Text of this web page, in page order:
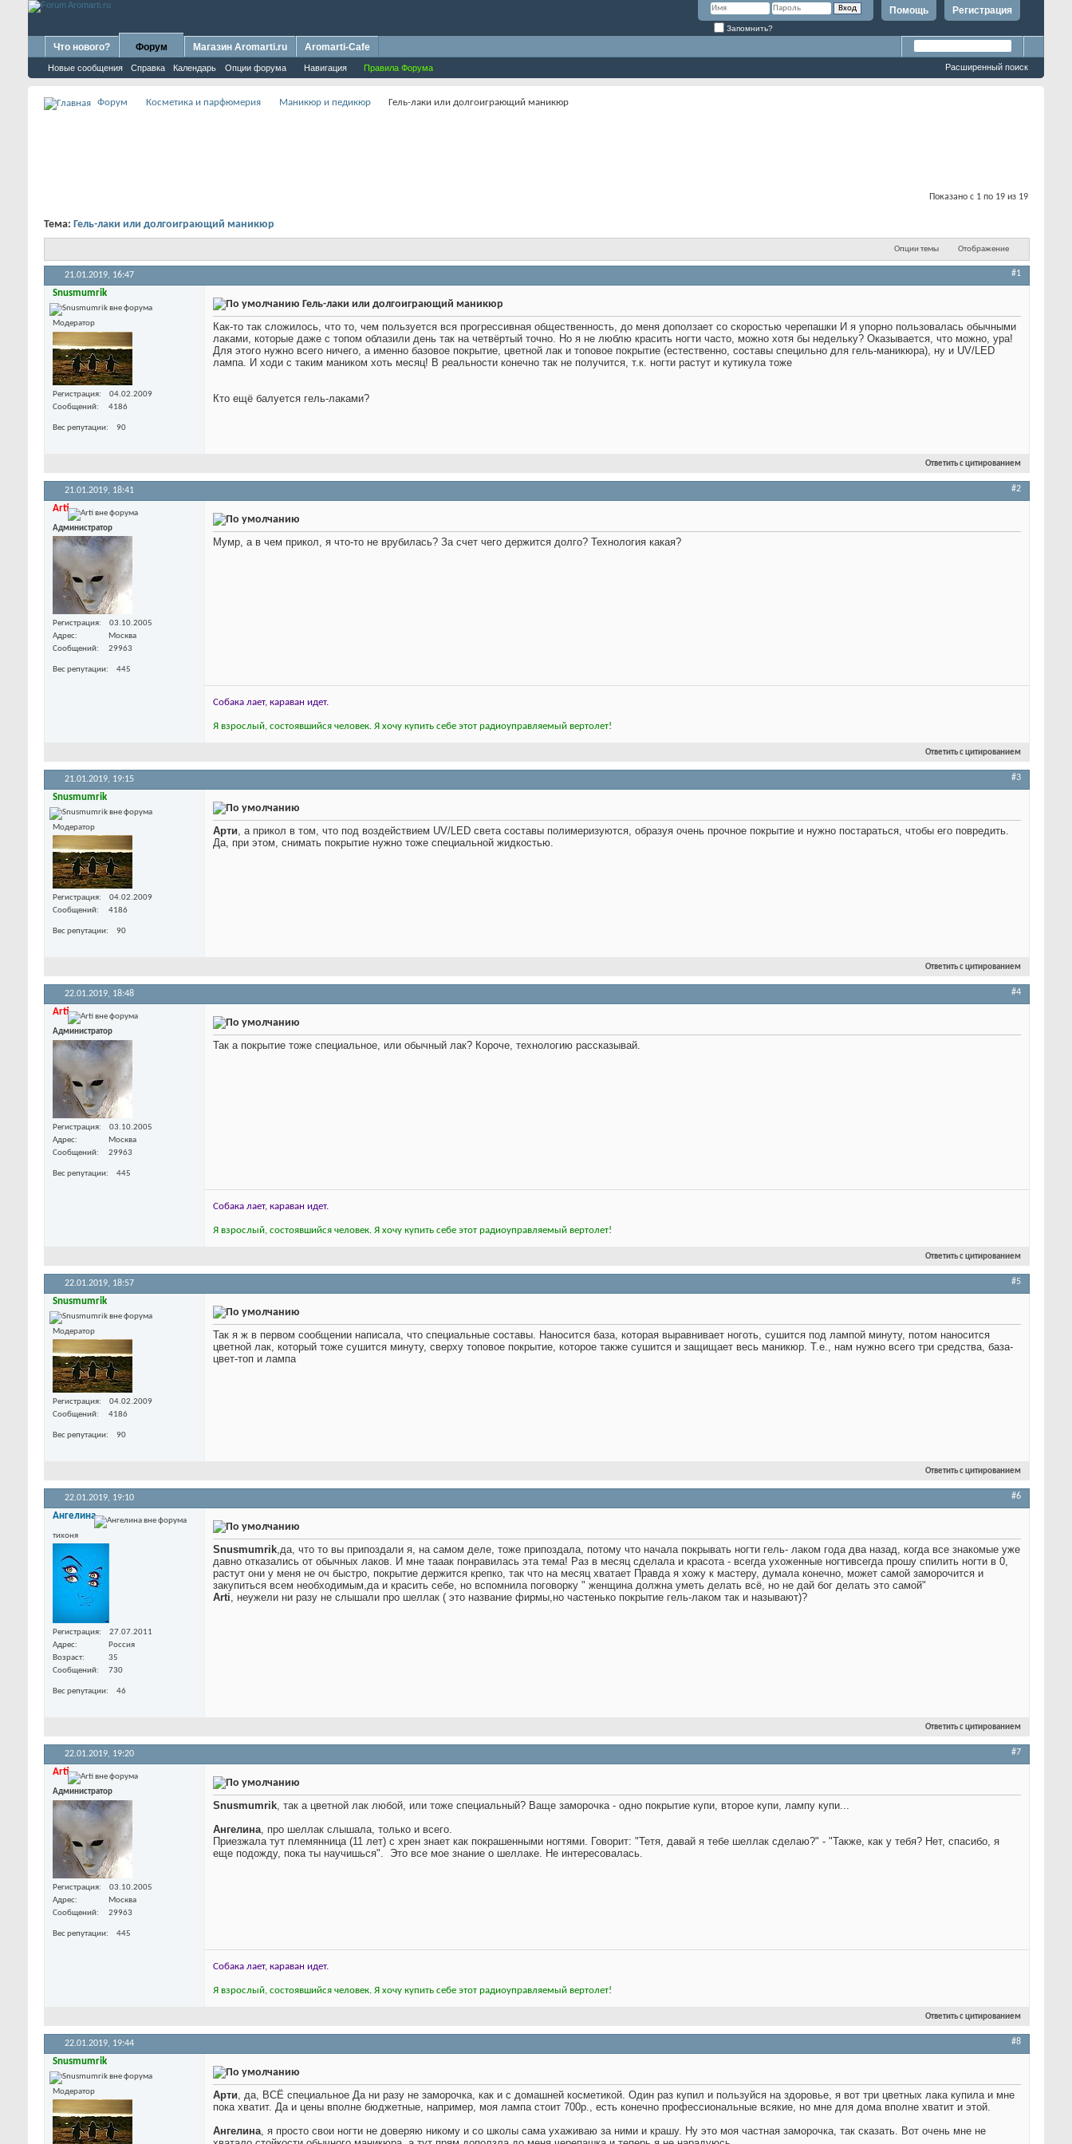
Регистрация
Помощь
Запомнить?
Что нового? Форум
Новые сообщения Справка Календарь Опции форума Навигация Правила Форума
Магазин Aromarti.ru Aromarti-Cafe
Расширенный поиск
Форум Косметика и парфюмерия Маникюр и педикюр Гель-лаки или долгоиграющий маникюр
Показано с 1 по 19 из 19
Тема: Гель-лаки или долгоиграющий маникюр
Опции темы Отображение
21.01.2019, 16:47 #1
Snusmumrik
Модератор
Регистрация
04.02.2009
Сообщений
4186
Вес репутации 90
Гель-лаки или долгоиграющий маникюр
Как-то так сложилось, что то, чем пользуется вся прогрессивная общественность, до меня доползает со скоростью черепашки И я упорно пользовалась обычными
лаками, которые даже с топом облазили день так на четвёртый точно. Но я не люблю красить ногти часто, можно хотя бы недельку? Оказывается, что можно, ура!
Для этого нужно всего ничего, а именно базовое покрытие, цветной лак и топовое покрытие (естественно, составы специльно для гель-маникюра), ну и UV/LED
лампа. И ходи с таким маником хоть месяц! В реальности конечно так не получится, т.к. ногти растут и кутикула тоже
Кто ещё балуется гель-лаками?
Ответить с цитированием
21.01.2019, 18:41 #2
Arti
Администратор
Регистрация
03.10.2005
Адрес
Москва
Сообщений
29963
Вес репутации 445
Мумр, а в чем прикол, я что-то не врубилась? За счет чего держится долго? Технология какая?
Собака лает, караван идет.
Я взрослый, состоявшийся человек. Я хочу купить себе этот радиоуправляемый вертолет!
Ответить с цитированием
21.01.2019, 19:15 #3
Snusmumrik
Модератор
Регистрация
04.02.2009
Сообщений
4186
Вес репутации 90
Арти, а прикол в том, что под воздействием UV/LED света составы полимеризуются, образуя очень прочное покрытие и нужно постараться, чтобы его повредить.
Да, при этом, снимать покрытие нужно тоже специальной жидкостью.
Ответить с цитированием
22.01.2019, 18:48 #4
Arti
Администратор
Регистрация
03.10.2005
Адрес
Москва
Сообщений
29963
Вес репутации 445
Так а покрытие тоже специальное, или обычный лак? Короче, технологию рассказывай.
Собака лает, караван идет.
Я взрослый, состоявшийся человек. Я хочу купить себе этот радиоуправляемый вертолет!
Ответить с цитированием
22.01.2019, 18:57 #5
Snusmumrik
Модератор
Регистрация
04.02.2009
Сообщений
4186
Вес репутации 90
Так я ж в первом сообщении написала, что специальные составы. Наносится база, которая выравнивает ноготь, сушится под лампой минуту, потом наносится
цветной лак, который тоже сушится минуту, сверху топовое покрытие, которое также сушится и защищает весь маникюр. Т.е., нам нужно всего три средства, база-
цвет-топ и лампа
Ответить с цитированием
22.01.2019, 19:10 #6
Ангелина
тихоня
Регистрация
27.07.2011
Адрес
Россия
Возраст
35
Сообщений
730
Вес репутации 46
Snusmumrik,да, что то вы припоздали я, на самом деле, тоже припоздала, потому что начала покрывать ногти гель- лаком года два назад, когда все знакомые уже
давно отказались от обычных лаков. И мне тааак понравилась эта тема! Раз в месяц сделала и красота - всегда ухоженные ногтивсегда прошу спилить ногти в 0,
растут они у меня не оч быстро, покрытие держится крепко, так что на месяц хватает Правда я хожу к мастеру, думала конечно, может самой заморочится и
закупиться всем необходимым,да и красить себе, но вспомнила поговорку " женщина должна уметь делать всё, но не дай бог делать это самой"
Arti, неужели ни разу не слышали про шеллак ( это название фирмы,но частенько покрытие гель-лаком так и называют)?
Ответить с цитированием
22.01.2019, 19:20 #7
Arti
Администратор
Регистрация
03.10.2005
Адрес
Москва
Сообщений
29963
Вес репутации 445
Snusmumrik, так а цветной лак любой, или тоже специальный? Ваще заморочка - одно покрытие купи, второе купи, лампу купи...
Ангелина, про шеллак слышала, только и всего.
Приезжала тут племянница (11 лет) с хрен знает как покрашенными ногтями. Говорит: "Тетя, давай я тебе шеллак сделаю?" - "Также, как у тебя? Нет, спасибо, я
еще подожду, пока ты научишься".
Это все мое знание о шеллаке. Не интересовалась.
Собака лает, караван идет.
Я взрослый, состоявшийся человек. Я хочу купить себе этот радиоуправляемый вертолет!
Ответить с цитированием
22.01.2019, 19:44 #8
Snusmumrik
Модератор Арти , да, ВСЁ специальное Да ни разу не заморочка, как и с домашней косметикой. Один раз купил и пользуйся на здоровье, я вот три цветных лака купила и мне
пока хватит. Да и цены вполне бюджетные, например, моя лампа стоит 700р., есть конечно профессиональные всякие, но мне для дома вполне хватит и этой.
Ангелина , я просто свои ногти не доверяю никому и со школы сама ухаживаю за ними и крашу. Ну это моя частная заморочка, так сказать. Вот очень мне не